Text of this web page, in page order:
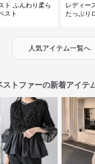
ト ふんわり柔ら
スト
レディー
たっぷり
人気アイテム一覧へ
ストファーの新着アイテ